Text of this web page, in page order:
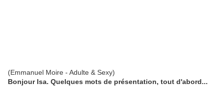
(Emmanuel Moire - Adulte & Sexy)
Bonjour Isa. Quelques mots de présentation, tout d'abord...